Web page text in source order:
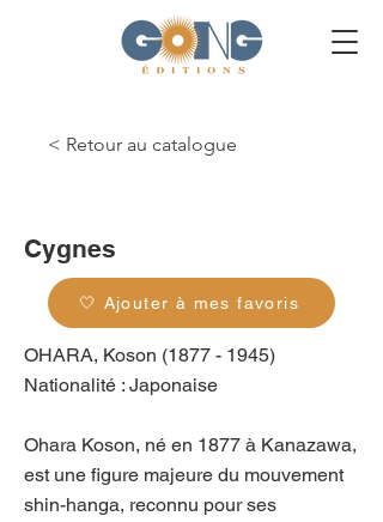
< Retour au catalogue
Cygnes
🤍 Ajouter à mes favoris
OHARA, Koson (1877 - 1945)
Nationalité : Japonaise
Ohara Koson, né en 1877 à Kanazawa,
est une figure majeure du mouvement
shin-hanga, reconnu pour ses